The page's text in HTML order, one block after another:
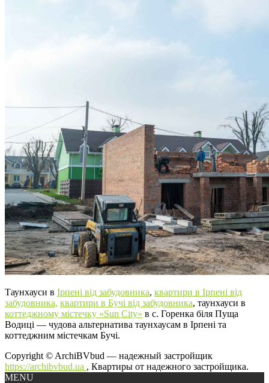
Таунхауси в Ірпені від забудовника, квартири в Ірпені від
забудовника, квартири в Бучі від забудовника, таунхауси в
коттеджному містечку «Sun City» в с. Горенка біля Пуща
Водиці — чудова альтернатива таунхаусам в Ірпені та
коттеджним містечкам Бучі.
Copyright © ArchiBVbud — надежный застройщик
https://archibvbud.ua , Квартиры от надежного застройщика.
MENU